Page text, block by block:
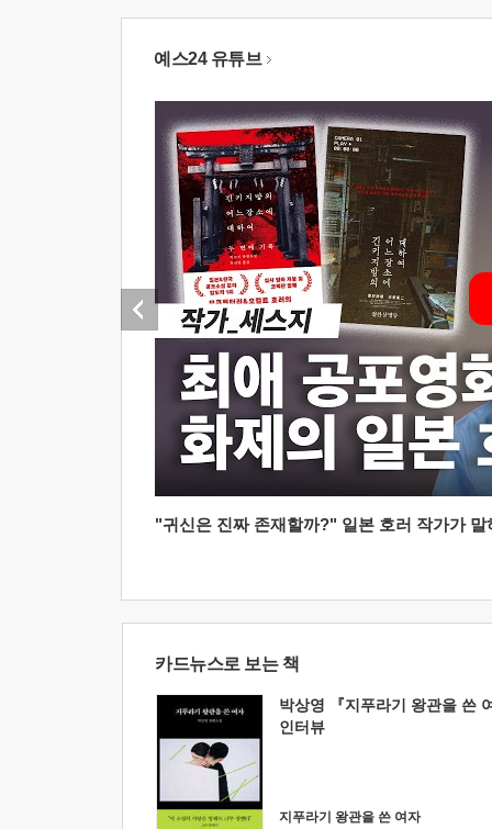
예스24 유튜브
"귀신은 진짜 존재할까?" 일본 호러 작가가
카드뉴스로 보는 책
박상영 『지푸라기 왕관을 쓴
인터뷰
지푸라기 왕관을 쓴 여자